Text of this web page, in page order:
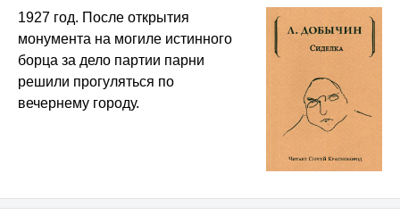
1927 год. После открытия
монумента на могиле истинного
борца за дело партии парни
решили прогуляться по
вечернему городу.